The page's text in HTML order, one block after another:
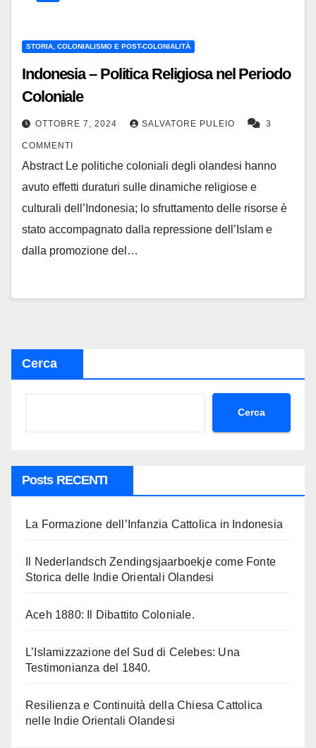
STORIA, COLONIALISMO E POST-COLONIALITÀ
Indonesia – Politica Religiosa nel Periodo
Coloniale
OTTOBRE 7, 2024 SALVATORE PULEIO 3
COMMENTI
Abstract Le politiche coloniali degli olandesi hanno
avuto effetti duraturi sulle dinamiche religiose e
culturali dell’Indonesia; lo sfruttamento delle risorse è
stato accompagnato dalla repressione dell’Islam e
dalla promozione del…
Cerca
Cerca
Posts RECENTI
La Formazione dell’Infanzia Cattolica in Indonesia
Il Nederlandsch Zendingsjaarboekje come Fonte
Storica delle Indie Orientali Olandesi
Aceh 1880: Il Dibattito Coloniale.
L’Islamizzazione del Sud di Celebes: Una
Testimonianza del 1840.
Resilienza e Continuità della Chiesa Cattolica
nelle Indie Orientali Olandesi